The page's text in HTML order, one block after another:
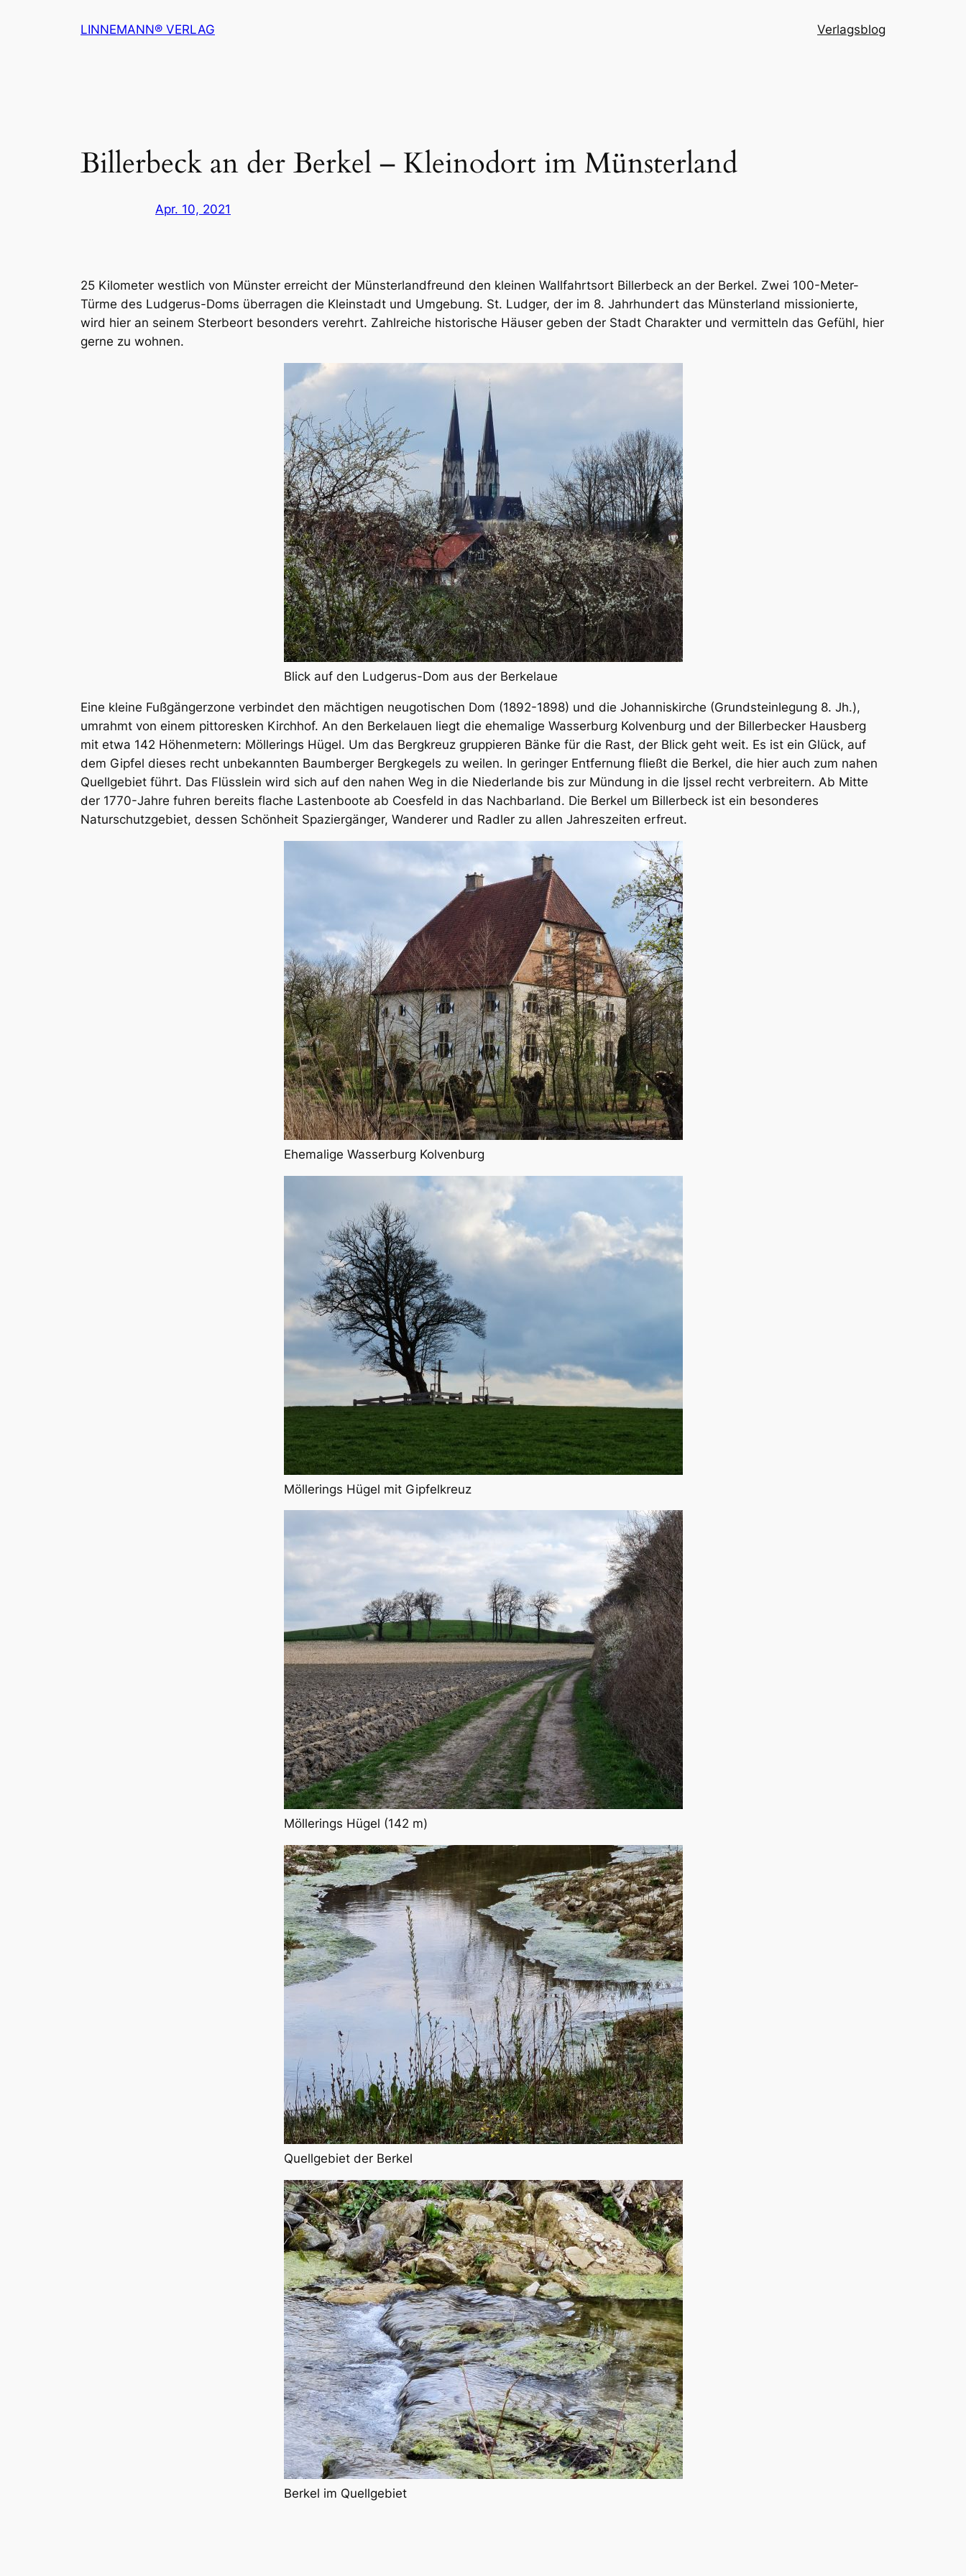
LINNEMANN® VERLAG Verlagsblog
Billerbeck an der Berkel – Kleinodort im Münsterland
Apr. 10, 2021
25 Kilometer westlich von Münster erreicht der Münsterlandfreund den kleinen Wallfahrtsort Billerbeck an der Berkel. Zwei 100-Meter-
Türme des Ludgerus-Doms überragen die Kleinstadt und Umgebung. St. Ludger, der im 8. Jahrhundert das Münsterland missionierte,
wird hier an seinem Sterbeort besonders verehrt. Zahlreiche historische Häuser geben der Stadt Charakter und vermitteln das Gefühl, hier
gerne zu wohnen.
Blick auf den Ludgerus-Dom aus der Berkelaue
Eine kleine Fußgängerzone verbindet den mächtigen neugotischen Dom (1892-1898) und die Johanniskirche (Grundsteinlegung 8. Jh.),
umrahmt von einem pittoresken Kirchhof. An den Berkelauen liegt die ehemalige Wasserburg Kolvenburg und der Billerbecker Hausberg
mit etwa 142 Höhenmetern: Möllerings Hügel. Um das Bergkreuz gruppieren Bänke für die Rast, der Blick geht weit. Es ist ein Glück, auf
dem Gipfel dieses recht unbekannten Baumberger Bergkegels zu weilen. In geringer Entfernung fließt die Berkel, die hier auch zum nahen
Quellgebiet führt. Das Flüsslein wird sich auf den nahen Weg in die Niederlande bis zur Mündung in die Ijssel recht verbreitern. Ab Mitte
der 1770-Jahre fuhren bereits flache Lastenboote ab Coesfeld in das Nachbarland. Die Berkel um Billerbeck ist ein besonderes
Naturschutzgebiet, dessen Schönheit Spaziergänger, Wanderer und Radler zu allen Jahreszeiten erfreut.
Ehemalige Wasserburg Kolvenburg
Möllerings Hügel mit Gipfelkreuz
Möllerings Hügel (142 m)
Quellgebiet der Berkel
Berkel im Quellgebiet